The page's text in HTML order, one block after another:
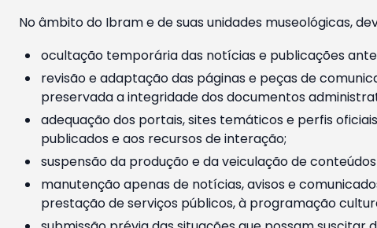
No âmbito do Ibram e de suas unidades museológicas,
ocultação temporária das notícias e publicações
revisão e adaptação das páginas e peças de
preservada a integridade dos documentos
adequação dos portais, sites temáticos e perfis
publicados e aos recursos de interação;
suspensão da produção e da veiculação de
manutenção apenas de notícias, avisos e
prestação de serviços públicos, à programação